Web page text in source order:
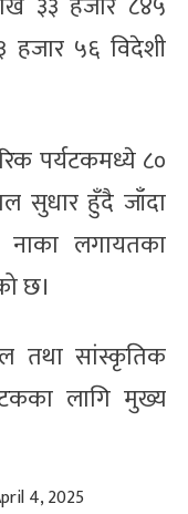
हजार ५६ विदेशी
पर्यटकमध्ये ८०
सुधार हुँदै जाँदा
नाका लगायतका
छ।
तथा सांस्कृतिक
लागि मुख्य
4, 2025